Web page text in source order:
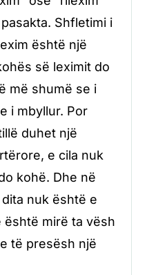
Shfletimi i
është një
së leximit do
më shumë se i
i mbyllur. Por
duhet një
e cila nuk
kohë. Dhe në
nuk është e
mirë ta vësh
të presësh një